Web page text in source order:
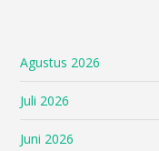
Agustus 2026
Juli 2026
Juni 2026